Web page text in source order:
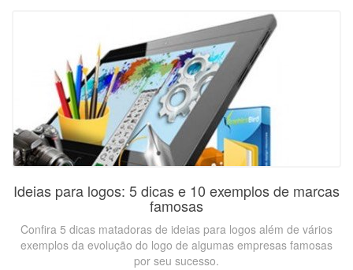
Ideias para logos: 5 dicas e 10 exemplos de marcas
famosas
Confira 5 dicas matadoras de ideias para logos além de vários
exemplos da evolução do logo de algumas empresas famosas
por seu sucesso.